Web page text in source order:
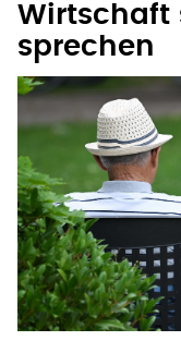
Wirtschaft
sprechen